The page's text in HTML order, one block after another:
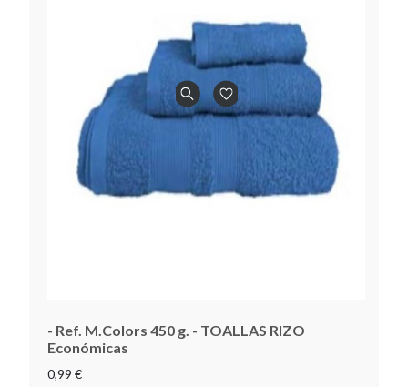
- Ref. M.Colors 450 g. - TOALLAS RIZO
Económicas
0,99 €